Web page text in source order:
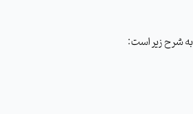
به شرح زیر است: